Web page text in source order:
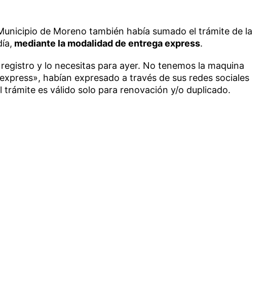
de Moreno también había sumado el trámite de la
mediante la modalidad de entrega express.
y lo necesitas para ayer. No tenemos la maquina
habían expresado a través de sus redes sociales
trámite es válido solo para renovación y/o duplicado.